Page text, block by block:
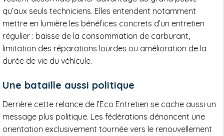
qu’aux seuls techniciens. Elles entendent notamment
mettre en lumière les bénéfices concrets d’un entretien
régulier : baisse de la consommation de carburant,
limitation des réparations lourdes ou amélioration de la
durée de vie du véhicule.
Une bataille aussi politique
Derrière cette relance de l’Eco Entretien se cache aussi un
message plus politique. Les fédérations dénoncent une
orientation exclusivement tournée vers le renouvellement